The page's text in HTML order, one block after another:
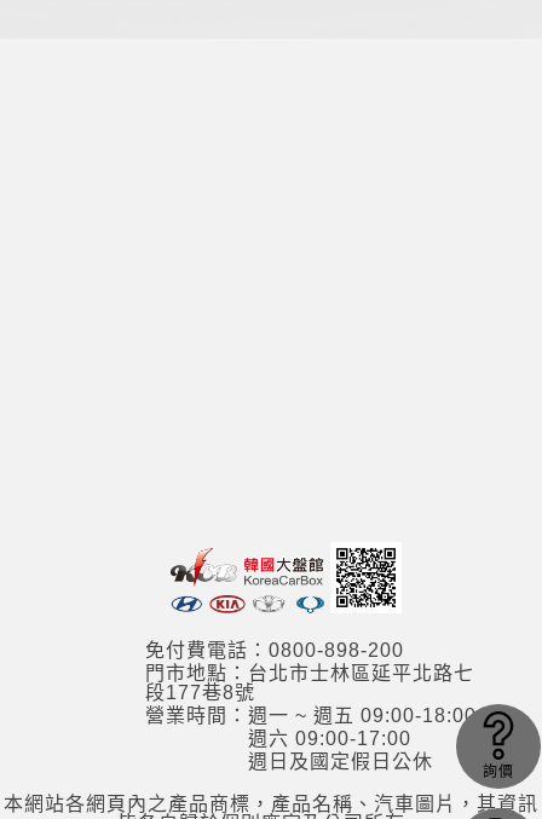
免付費電話：0800-898-200
門市地點：台北市士林區延平北路七
段177巷8號
營業時間：週一 ~ 週五 09:00-18:00
週六 09:00-17:00
週日及國定假日公休
本網站各網頁內之產品商標，產品名稱、汽車圖片，其資訊
詢價